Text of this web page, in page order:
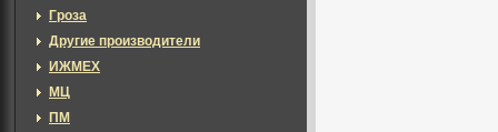
Гроза
Другие производители
ИЖМЕХ
МЦ
ПМ